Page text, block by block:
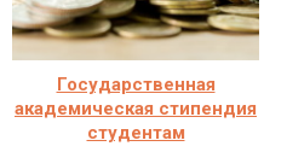
Государственная
академическая стипендия
студентам